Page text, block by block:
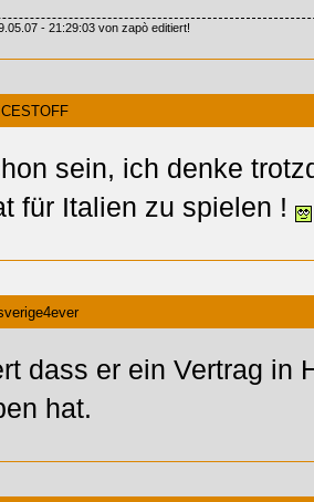
- 21:29:03 von zapò editiert!
sein, ich denke
für Italien zu spielen !
dass er ein Vertrag in
hat.